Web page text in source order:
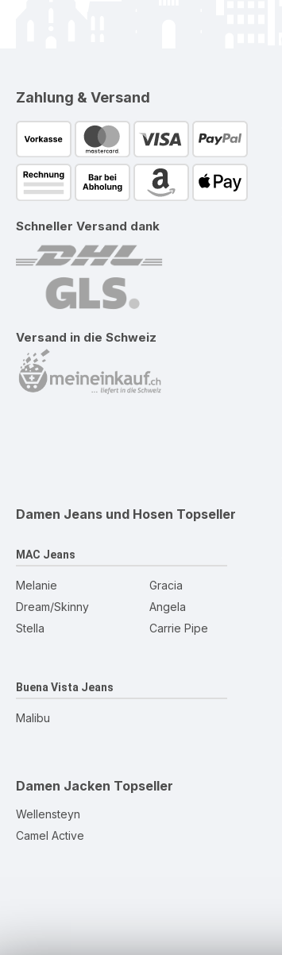
Zahlung & Versand
Schneller Versand dank
Versand in die Schweiz
Damen Jeans und Hosen Topseller
MAC Jeans
Melanie
Dream/Skinny
Stella
Gracia
Angela
Carrie Pipe
Buena Vista Jeans
Malibu
Damen Jacken Topseller
Wellensteyn
Camel Active